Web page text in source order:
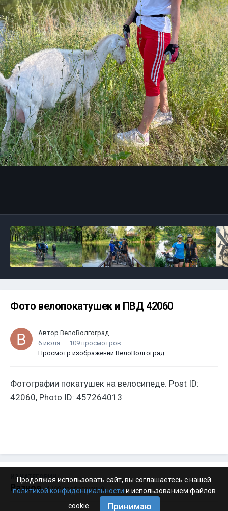
Фото велопокатушек и ПВД 42060
Автор ВелоВолгоград
6 июля
109 просмотров
Просмотр изображений ВелоВолгоград
Фотографии покатушек на велосипеде. Post ID:
42060, Photo ID: 457264013
ИЗ КАТЕГОРИИ:
Разное · 4 199 изображений
Продолжая использовать сайт, вы соглашаетесь с нашей
политикой конфиденциальности и использованием файлов
cookie.
Принимаю